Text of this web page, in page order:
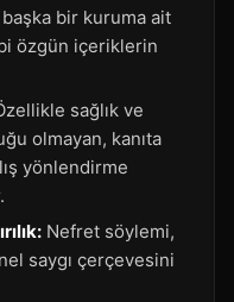
bir kuruma ait
özgün içeriklerin
sağlık ve
olmayan, kanıta
yönlendirme
Nefret söylemi,
saygı çerçevesini